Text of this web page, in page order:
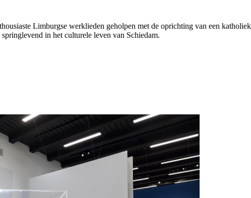
Limburgse werklieden geholpen met de oprichting van een
in het culturele leven van Schiedam.